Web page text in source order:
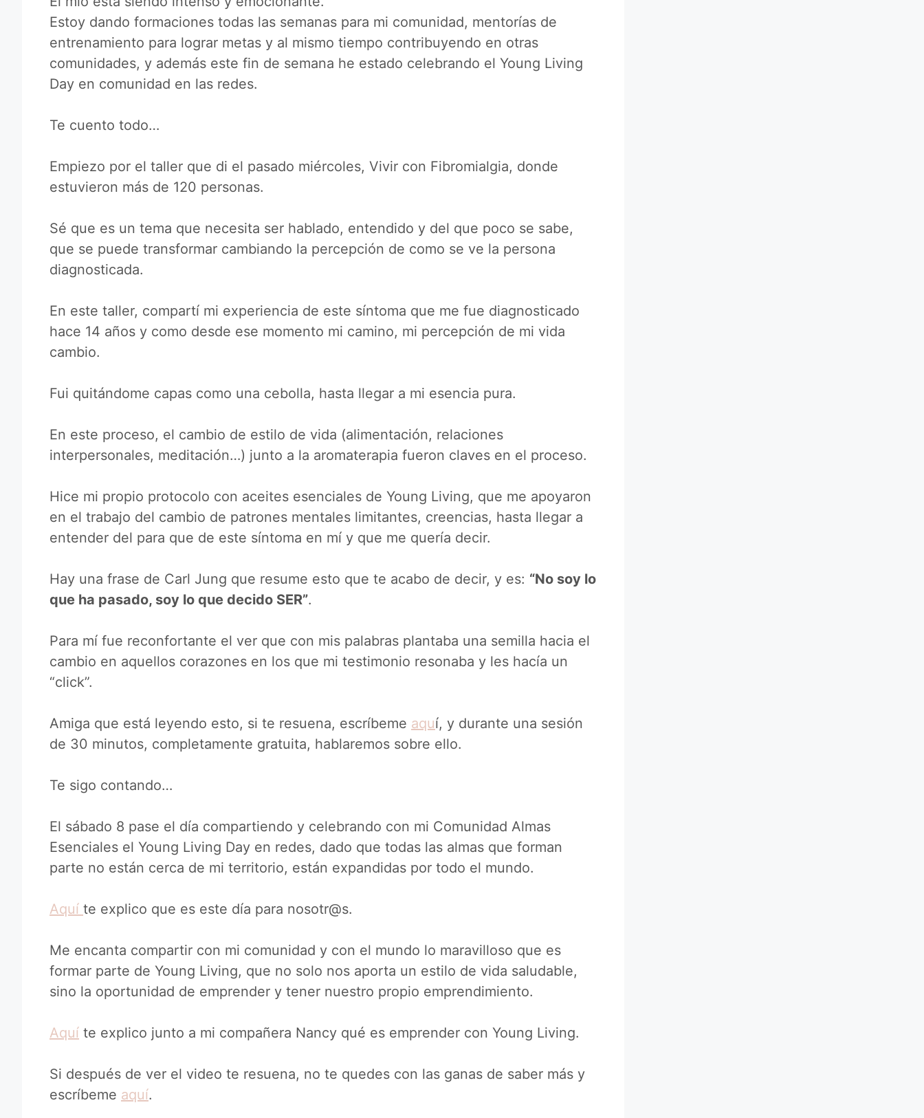
Estoy dando formaciones todas las semanas para mi comunidad, mentorías de
entrenamiento para lograr metas y al mismo tiempo contribuyendo en otras
comunidades, y además este fin de semana he estado celebrando el Young Living
Day en comunidad en las redes.
Te cuento todo…
Empiezo por el taller que di el pasado miércoles, Vivir con Fibromialgia, donde
estuvieron más de 120 personas.
Sé que es un tema que necesita ser hablado, entendido y del que poco se sabe,
que se puede transformar cambiando la percepción de como se ve la persona
diagnosticada.
En este taller, compartí mi experiencia de este síntoma que me fue diagnosticado
hace 14 años y como desde ese momento mi camino, mi percepción de mi vida
cambio.
Fui quitándome capas como una cebolla, hasta llegar a mi esencia pura.
En este proceso, el cambio de estilo de vida (alimentación, relaciones
interpersonales, meditación…) junto a la aromaterapia fueron claves en el proceso.
Hice mi propio protocolo con aceites esenciales de Young Living, que me apoyaron
en el trabajo del cambio de patrones mentales limitantes, creencias, hasta llegar a
entender del para que de este síntoma en mí y que me quería decir.
Hay una frase de Carl Jung que resume esto que te acabo de decir, y es: “No soy lo
que ha pasado, soy lo que decido SER”.
Para mí fue reconfortante el ver que con mis palabras plantaba una semilla hacia el
cambio en aquellos corazones en los que mi testimonio resonaba y les hacía un
“click”.
Amiga que está leyendo esto, si te resuena, escríbeme aquí, y durante una sesión
de 30 minutos, completamente gratuita, hablaremos sobre ello.
Te sigo contando…
El sábado 8 pase el día compartiendo y celebrando con mi Comunidad Almas
Esenciales el Young Living Day en redes, dado que todas las almas que forman
parte no están cerca de mi territorio, están expandidas por todo el mundo.
Aquí te explico que es este día para nosotr@s.
Me encanta compartir con mi comunidad y con el mundo lo maravilloso que es
formar parte de Young Living, que no solo nos aporta un estilo de vida saludable,
sino la oportunidad de emprender y tener nuestro propio emprendimiento.
Aquí te explico junto a mi compañera Nancy qué es emprender con Young Living.
Si después de ver el video te resuena, no te quedes con las ganas de saber más y
escríbeme aquí.